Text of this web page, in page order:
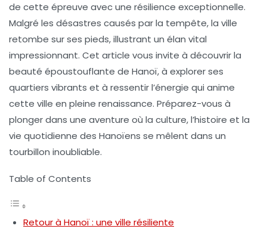
de cette épreuve avec une résilience exceptionnelle.
Malgré les désastres causés par la tempête, la ville
retombe sur ses pieds, illustrant un élan vital
impressionnant. Cet article vous invite à découvrir la
beauté époustouflante de Hanoï, à explorer ses
quartiers vibrants et à ressentir l’énergie qui anime
cette ville en pleine renaissance. Préparez-vous à
plonger dans une aventure où la culture, l’histoire et la
vie quotidienne des Hanoïens se mêlent dans un
tourbillon inoubliable.
Table of Contents
Retour à Hanoï : une ville résiliente